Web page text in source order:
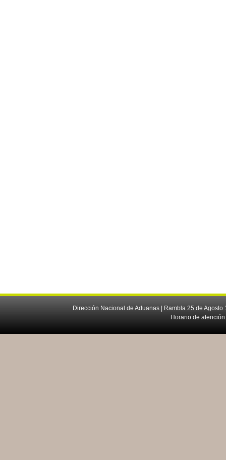
Dirección Nacional de Aduanas | Rambla 25 de
Horario de